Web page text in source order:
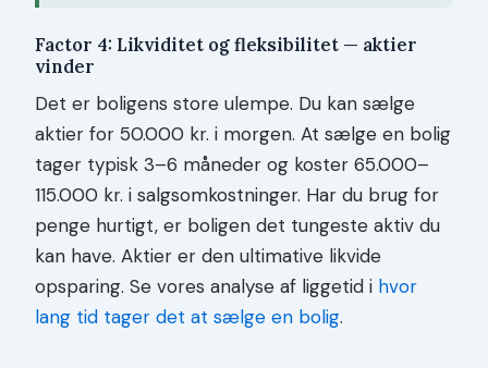
Factor 4: Likviditet og fleksibilitet — aktier
vinder
Det er boligens store ulempe. Du kan sælge
aktier for 50.000 kr. i morgen. At sælge en bolig
tager typisk 3–6 måneder og koster 65.000–
115.000 kr. i salgsomkostninger. Har du brug for
penge hurtigt, er boligen det tungeste aktiv du
kan have. Aktier er den ultimative likvide
opsparing. Se vores analyse af liggetid i hvor
lang tid tager det at sælge en bolig.